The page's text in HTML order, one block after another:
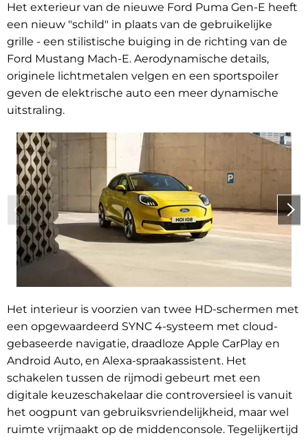
Het exterieur van de nieuwe Ford Puma Gen-E heeft
een nieuw "schild" in plaats van de gebruikelijke
grille - een stilistische buiging in de richting van de
Ford Mustang Mach-E. Aerodynamische details,
originele lichtmetalen velgen en een sportspoiler
geven de elektrische auto een meer dynamische
uitstraling.
Het interieur is voorzien van twee HD-schermen met
een opgewaardeerd SYNC 4-systeem met cloud-
gebaseerde navigatie, draadloze Apple CarPlay en
Android Auto, en Alexa-spraakassistent. Het
schakelen tussen de rijmodi gebeurt met een
digitale keuzeschakelaar die controversieel is vanuit
het oogpunt van gebruiksvriendelijkheid, maar wel
ruimte vrijmaakt op de middenconsole. Tegelijkertijd